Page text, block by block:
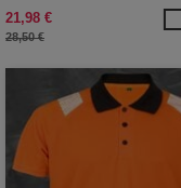
21,98 €
28,50 €